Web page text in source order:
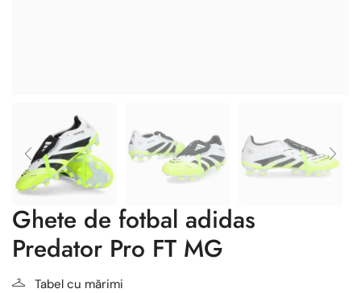
Ghete de fotbal adidas
Predator Pro FT MG
Tabel cu mărimi